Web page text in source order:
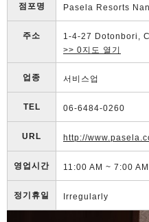
점포명 Pasela Resorts
주소
1-4-27 Dotonbori,
>> 0지도 열기
업종 서비스업
TEL 06-6484-0260
URL http://
영업시간 11:00 AM ~ 7:00
정기휴일 Irregularly